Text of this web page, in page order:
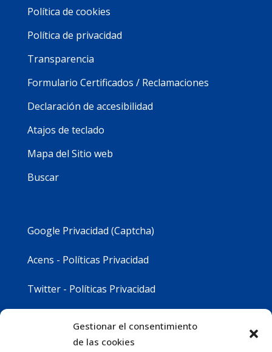
Gestionar el consentimiento
de las cookies
Política de cookies
Política de privacidad
Transparencia
Formulario Certificados / Reclamaciones
Declaración de accesibilidad
Atajos de teclado
Mapa del Sitio web
Buscar
Google Privacidad (Captcha)
Acens - Políticas Privacidad
Twitter - Políticas Privacidad
Instagram - Políticas Privacidad